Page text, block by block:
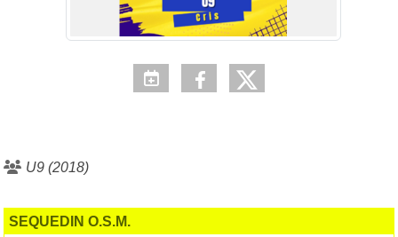
U9 (2018)
SEQUEDIN O.S.M.